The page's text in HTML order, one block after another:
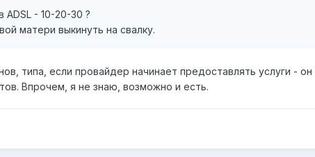
- 10-20-30 ?
матери выкинуть на свалку.
типа, если провайдер начинает предоставлять услуги - он
Впрочем, я не знаю, возможно и есть.